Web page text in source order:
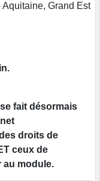
Grand Est
fait désormais
droits de
ceux de
module.